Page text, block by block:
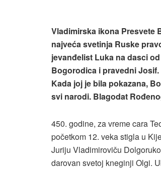
Vladimirska ikona Presvete
najveća svetinja Ruske
jevanđelist Luka na dasci
Bogorodica i pravedni Josif.
Kada joj je bila pokazana,
svi narodi. Blagodat
450. godine, za vreme cara
početkom 12. veka stigla u
Juriju Vladimiroviču
darovan svetoj kneginji Olgi.